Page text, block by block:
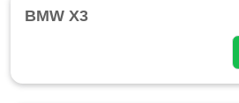
BMW X3